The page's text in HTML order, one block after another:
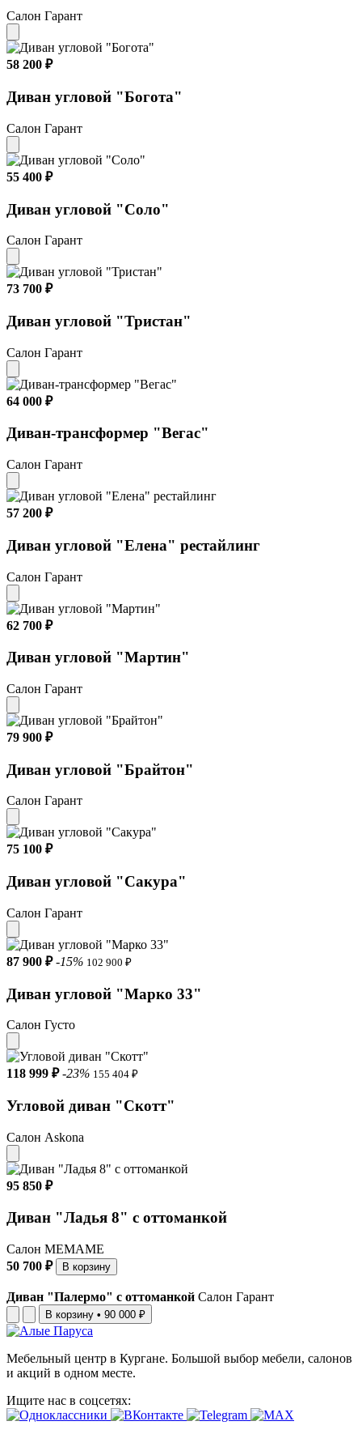
Салон Гарант
58 200 ₽
Диван угловой "Богота"
Салон Гарант
55 400 ₽
Диван угловой "Соло"
Салон Гарант
73 700 ₽
Диван угловой "Тристан"
Салон Гарант
64 000 ₽
Диван-трансформер "Вегас"
Салон Гарант
57 200 ₽
Диван угловой "Елена" рестайлинг
Салон Гарант
62 700 ₽
Диван угловой "Мартин"
Салон Гарант
79 900 ₽
Диван угловой "Брайтон"
Салон Гарант
75 100 ₽
Диван угловой "Сакура"
Салон Гарант
87 900 ₽ -15% 102 900 ₽
Диван угловой "Марко 33"
Салон Густо
118 999 ₽ -23% 155 404 ₽
Угловой диван "Скотт"
Салон Askona
95 850 ₽
Диван "Ладья 8" с оттоманкой
Салон МЕМАМЕ
50 700 ₽
В корзину
Диван "Палермо" с оттоманкой Салон Гарант
В корзину • 90 000 ₽
Мебельный центр в Кургане. Большой выбор мебели, салонов
и акций в одном месте.
Ищите нас в соцсетях: